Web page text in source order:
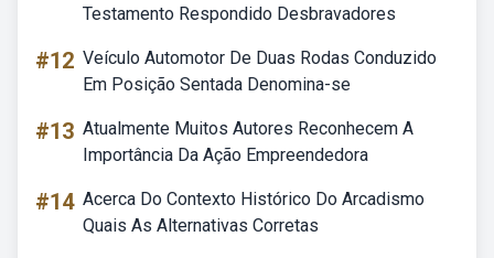
Testamento Respondido Desbravadores
#12 Veículo Automotor De Duas Rodas Conduzido
Em Posição Sentada Denomina-se
#13 Atualmente Muitos Autores Reconhecem A
Importância Da Ação Empreendedora
#14 Acerca Do Contexto Histórico Do Arcadismo
Quais As Alternativas Corretas